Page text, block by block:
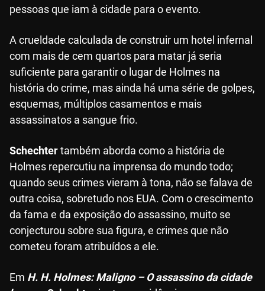
pessoas que iam à cidade para o evento.
A crueldade calculada de construir um hotel infernal
com mais de cem quartos para matar já seria
suficiente para garantir o lugar de Holmes na
história do crime, mas ainda há uma série de golpes,
esquemas, múltiplos casamentos e mais
assassinatos a sangue frio.
Schechtertambém aborda como a história de
Holmes repercutiu na imprensa do mundo todo;
quando seus crimes vieram à tona, não se falava de
outra coisa, sobretudo nos EUA. Com o crescimento
da fama e da exposição do assassino, muito se
conjecturou sobre sua figura, e crimes que não
cometeu foram atribuídos a ele.
Em H. H. Holmes: Maligno – O assassino da cidade